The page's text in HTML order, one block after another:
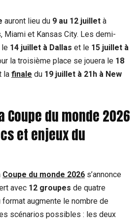
auront lieu du 9 au 12 juillet à
Miami et Kansas City. Les demi-
le 14 juillet à Dallas et le 15 juillet à
la troisième place se jouera le 18
la finale du 19 juillet à 21h à New
Coupe du monde 2026
et enjeux du
Coupe du monde 2026 s’annonce
avec 12 groupes de quatre
format augmente le nombre de
scénarios possibles : les deux